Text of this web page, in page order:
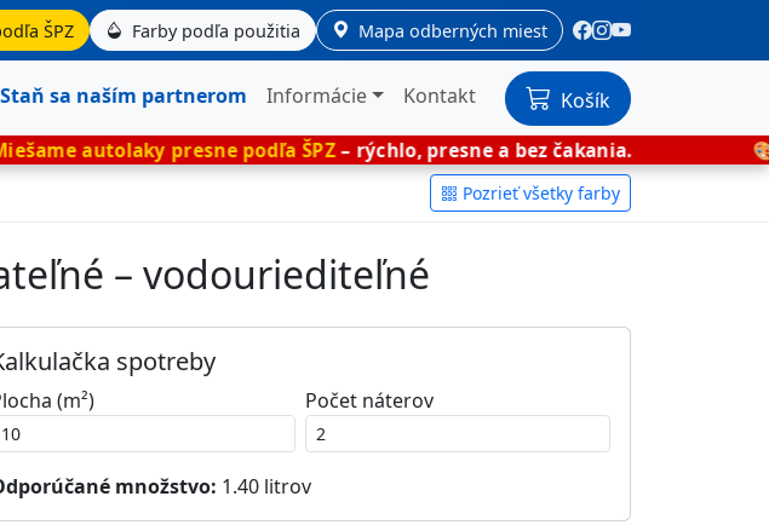
ŠPZ Farby podľa použitia Mapa odberných miest
Staň sa naším partnerom Informácie Kontakt Košík
presne podľa ŠPZ– rýchlo, presne a bez čakania. 🎨 Miešané
Pozrieť všetky farby
– vodouriediteľné
spotreby
(m²) Počet náterov
množstvo: 1.40 litrov